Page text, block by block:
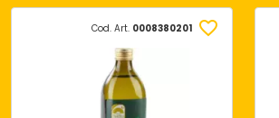
Cod. Art. 0008380201